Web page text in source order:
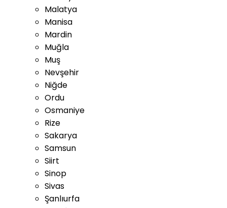
Malatya
Manisa
Mardin
Muğla
Muş
Nevşehir
Niğde
Ordu
Osmaniye
Rize
Sakarya
Samsun
Siirt
Sinop
Sivas
Şanlıurfa